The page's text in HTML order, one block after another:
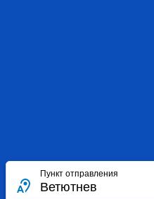
Пункт отправления